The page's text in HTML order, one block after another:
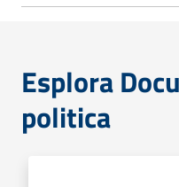
Esplora
politica